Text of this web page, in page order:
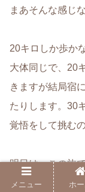
まあそんな感じ
20キロしか歩か
大体同じで、20
きますが結局宿
たりします。30
覚悟をして挑む
明日は、この旅
す。峠も越えて
メニュー ホ